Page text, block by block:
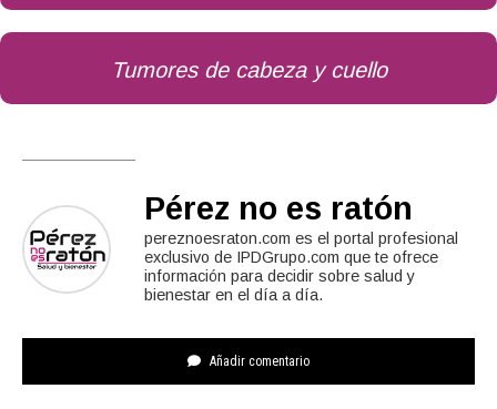
Tumores de cabeza y cuello
Pérez no es ratón
pereznoesraton.com es el portal profesional
exclusivo de IPDGrupo.com que te ofrece
información para decidir sobre salud y
bienestar en el día a día.
Añadir comentario